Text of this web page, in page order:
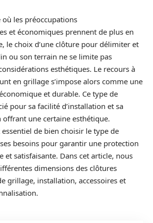
où les préoccupations
et économiques prennent de plus en
le choix d’une clôture pour délimiter et
ou son terrain ne se limite pas
esthétiques. Le recours à
en grillage s’impose alors comme une
et durable. Ce type de
pour sa facilité d’installation et sa
une certaine esthétique.
de bien choisir le type de
besoins pour garantir une protection
et satisfaisante. Dans cet article, nous
dimensions des clôtures
grillage, installation, accessoires et